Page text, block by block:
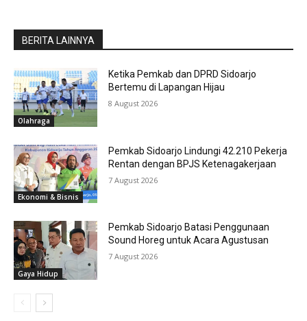
BERITA LAINNYA
Olahraga
Ketika Pemkab dan DPRD Sidoarjo
Bertemu di Lapangan Hijau
8 August 2026
Ekonomi & Bisnis
Pemkab Sidoarjo Lindungi 42.210 Pekerja
Rentan dengan BPJS Ketenagakerjaan
7 August 2026
Gaya Hidup
Pemkab Sidoarjo Batasi Penggunaan
Sound Horeg untuk Acara Agustusan
7 August 2026